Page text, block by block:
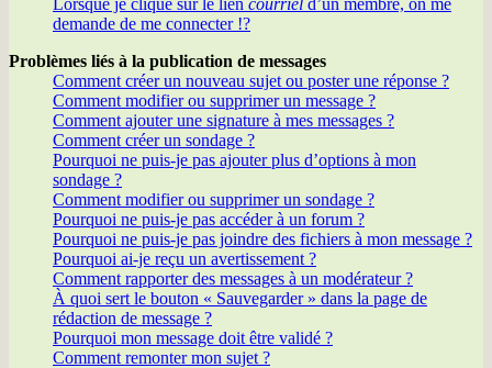
demande de me connecter !?
Problèmes liés à la publication de messages
Comment créer un nouveau sujet ou poster une réponse ?
Comment modifier ou supprimer un message ?
Comment ajouter une signature à mes messages ?
Comment créer un sondage ?
Pourquoi ne puis-je pas ajouter plus d’options à mon
sondage ?
Comment modifier ou supprimer un sondage ?
Pourquoi ne puis-je pas accéder à un forum ?
Pourquoi ne puis-je pas joindre des fichiers à mon message ?
Pourquoi ai-je reçu un avertissement ?
Comment rapporter des messages à un modérateur ?
À quoi sert le bouton « Sauvegarder » dans la page de
rédaction de message ?
Pourquoi mon message doit être validé ?
Comment remonter mon sujet ?